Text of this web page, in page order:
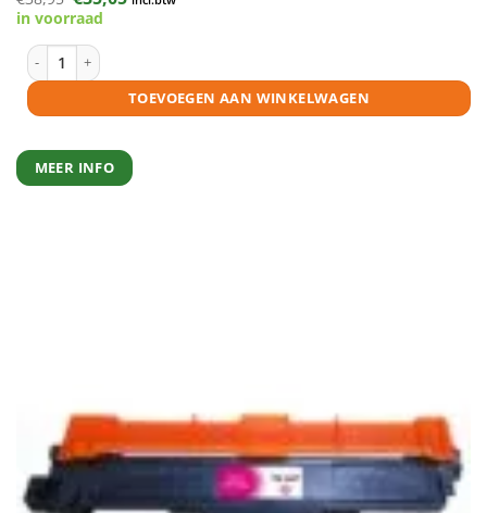
prijs
was:
prijs
in voorraad
Brother TN-247 toner cyaan huismerk aantal
TOEVOEGEN AAN WINKELWAGEN
MEER INFO